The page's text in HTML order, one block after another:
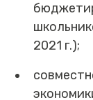
2021 г.);